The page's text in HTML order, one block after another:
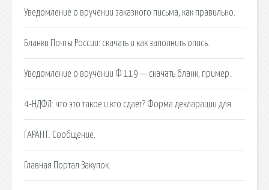
Уведомление о вручении заказного письма, как правильно.
Бланки Почты России: скачать и как заполнить опись.
Уведомление о вручении Ф 119 — скачать бланк, пример.
4-НДФЛ: что это такое и кто сдает? Форма декларации для.
ГАРАНТ. Сообщение.
Главная Портал Закупок.